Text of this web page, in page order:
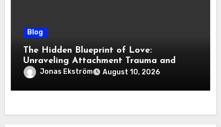
Blog
The Hidden Blueprint of Love:
Unraveling Attachment Trauma and
Reclaiming Connection
Jonas Ekström August 10, 2026